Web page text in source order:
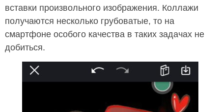
вставки произвольного изображения. Коллажи
получаются несколько грубоватые, то на
смартфоне особого качества в таких задачах не
добиться.